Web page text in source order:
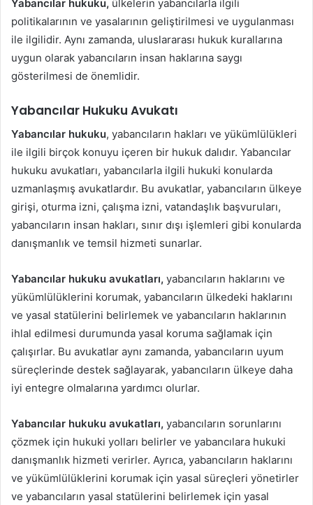
Yabancılar hukuku, ülkelerin yabancılarla ilgili
politikalarının ve yasalarının geliştirilmesi ve uygulanması
ile ilgilidir. Aynı zamanda, uluslararası hukuk kurallarına
uygun olarak yabancıların insan haklarına saygı
gösterilmesi de önemlidir.
Yabancılar Hukuku Avukatı
Yabancılar hukuku, yabancıların hakları ve yükümlülükleri
ile ilgili birçok konuyu içeren bir hukuk dalıdır. Yabancılar
hukuku avukatları, yabancılarla ilgili hukuki konularda
uzmanlaşmış avukatlardır. Bu avukatlar, yabancıların ülkeye
girişi, oturma izni, çalışma izni, vatandaşlık başvuruları,
yabancıların insan hakları, sınır dışı işlemleri gibi konularda
danışmanlık ve temsil hizmeti sunarlar.
Yabancılar hukuku avukatları, yabancıların haklarını ve
yükümlülüklerini korumak, yabancıların ülkedeki haklarını
ve yasal statülerini belirlemek ve yabancıların haklarının
ihlal edilmesi durumunda yasal koruma sağlamak için
çalışırlar. Bu avukatlar aynı zamanda, yabancıların uyum
süreçlerinde destek sağlayarak, yabancıların ülkeye daha
iyi entegre olmalarına yardımcı olurlar.
Yabancılar hukuku avukatları, yabancıların sorunlarını
çözmek için hukuki yolları belirler ve yabancılara hukuki
danışmanlık hizmeti verirler. Ayrıca, yabancıların haklarını
ve yükümlülüklerini korumak için yasal süreçleri yönetirler
ve yabancıların yasal statülerini belirlemek için yasal